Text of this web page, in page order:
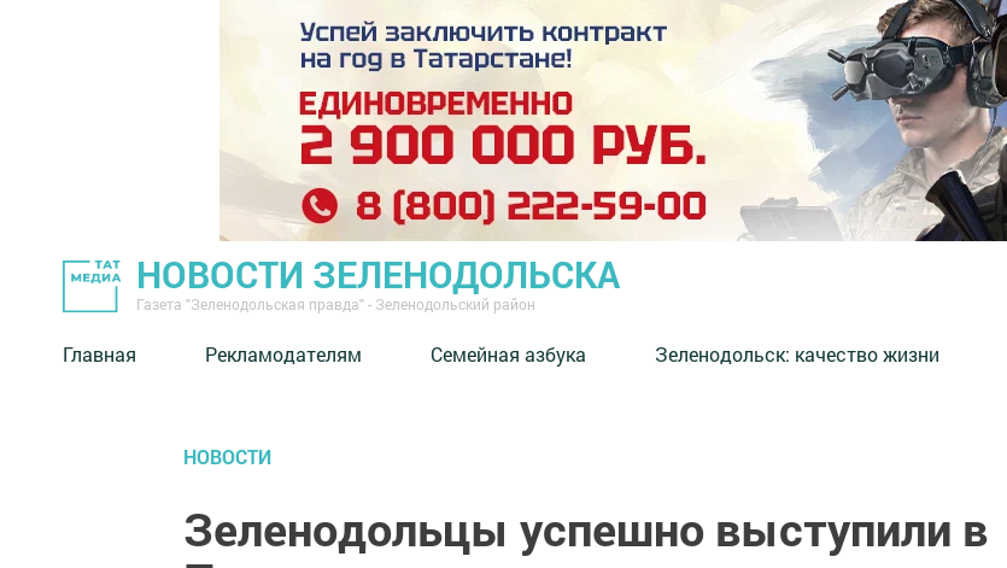
НОВОСТИ ЗЕЛЕНОДОЛЬСКА
Газета "Зеленодольская правда" - Зеленодольский район
Главная Рекламодателям Семейная азбука ⁠Зеленодольск: качество жизни
НОВОСТИ
Зеленодольцы успешно выступили в